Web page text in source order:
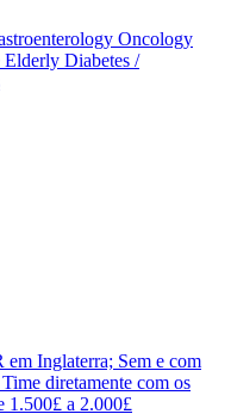
Oncology
Diabetes /
Inglaterra; Sem e com
diretamente com os
1.500£ a 2.000£